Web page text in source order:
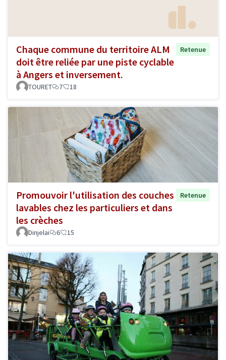
Chaque commune du territoire ALM
doit être reliée par une piste cyclable
à Angers et inversement.
Retenue
TOURET 7 18
Promouvoir l'utilisation des couches
lavables chez les particuliers et dans
les crèches
Retenue
Dinjelai 6 15